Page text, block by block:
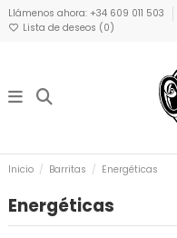
Llámenos ahora: +34 609 011 503
Lista de deseos (0)
Inicio Barritas Energéticas
Energéticas